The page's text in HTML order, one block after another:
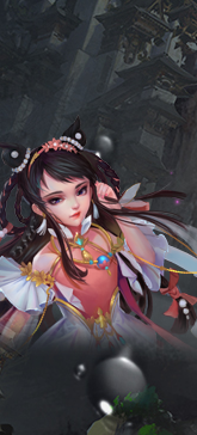
초보자가이드
게임소개
아이템확률